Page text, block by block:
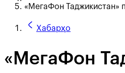
«МегаФон Таджикистан»
Хабарҳо
«МегаФон